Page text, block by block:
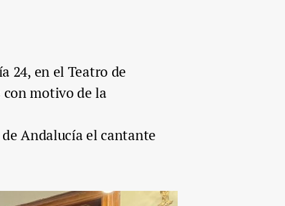
24, en el Teatro de
con motivo de la
Andalucía el cantante